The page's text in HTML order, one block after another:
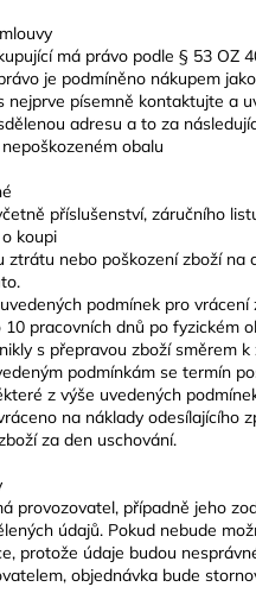
má právo podle § 53 OZ
je podmíněno nákupem
nejprve písemně kontaktujte a
adresu a to za
obalu
příslušenství, záručního
koupi
ztrátu nebo poškození zboží
podmínek pro
pracovních dnů po fyzickém
s přepravou zboží směrem
podmínkám se termín
z výše uvedených
na náklady odesílajícího
za den uschování.
provozovatel, případně jeho
údajů. Pokud nebude
protože údaje budou
objednávka bude